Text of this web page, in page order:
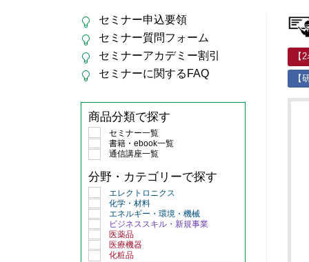
【
【
セミナー申込要領
セミナー質問フォーム
セミナーアカデミー割引
セミナーに関するFAQ
商品分類で探す
セミナー一覧
書籍・ebook一覧
通信講座一覧
分野・カテゴリーで探す
エレクトロニクス
化学・材料
エネルギー・環境・機械
ビジネススキル・新規事業
医薬品
医療機器
化粧品